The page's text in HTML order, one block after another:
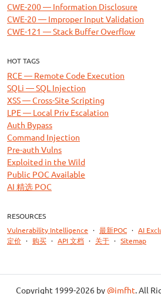
CWE-200 — Information Disclosure
CWE-20 — Improper Input Validation
CWE-121 — Stack Buffer Overflow
HOT TAGS
RCE — Remote Code Execution
SQLi — SQL Injection
XSS — Cross-Site Scripting
LPE — Local Priv Escalation
Auth Bypass
Command Injection
Pre-auth Vulns
Exploited in the Wild
Public POC Available
AI 精选 POC
RESOURCES
Vulnerability Intelligence · 最新POC · AI
定价 · 购买 · API 文档 · 关于 · Sitemap
Copyright 1999-2026 by @imfht. All